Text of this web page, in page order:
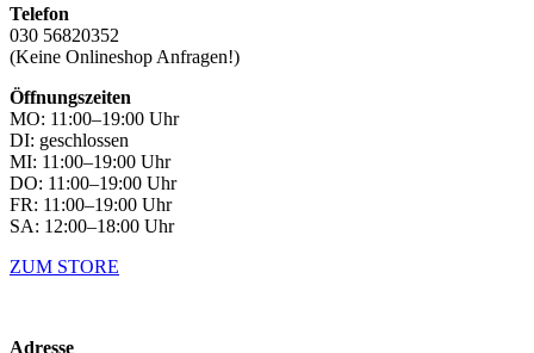
Telefon
030 56820352
(Keine Onlineshop Anfragen!)
Öffnungszeiten
MO: 11:00–19:00 Uhr
DI: geschlossen
MI: 11:00–19:00 Uhr
DO: 11:00–19:00 Uhr
FR: 11:00–19:00 Uhr
SA: 12:00–18:00 Uhr
ZUM STORE
Adresse